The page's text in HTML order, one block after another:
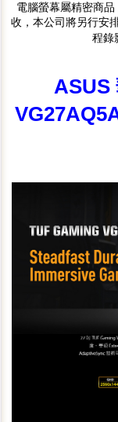
電腦螢幕屬精密商
收，本公司將另行安
程錄
ASUS